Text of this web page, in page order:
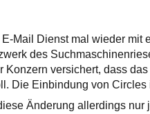
Mail Dienst mal wieder mit
des
Konzern versichert, dass
Die Einbindung von Circles
Änderung allerdings